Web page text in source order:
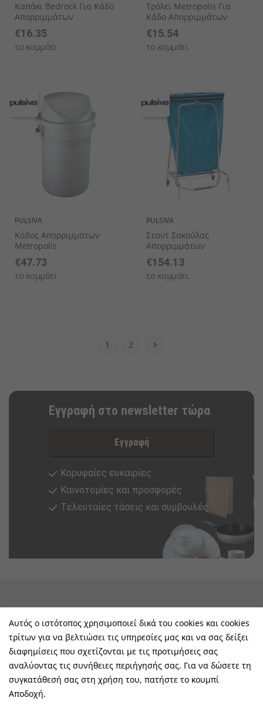
Καπάκι Bedrock Για Κάδο
Απορριμμάτων
€16.35
το κομμάτι
Τρόλεϊ Metropolis Για
Κάδο Απορριμμάτων
€15.54
το κομμάτι
PULSIVA
Κάδος Απορριμμάτων
Metropolis
€47.73
το κομμάτι
PULSIVA
Σταντ Σακούλας
Απορριμμάτων
€154.13
το κομμάτι
1 2 
Εγγραφή στο newsletter τώρα
Εγγραφή
Κορυφαίες ευκαιρίες
Καινοτομίες και προσφορές
Tελευταίες τάσεις και συμβουλές
keyboard_arrow_down
E-Shop keyboard_arrow_down
Τα Οφέλη Σας Μαζί Μας keyboard_arrow_down
Ακολουθήστε Μας
Αυτός ο ιστότοπος χρησιμοποιεί δικά του cookies και cookies
τρίτων για να βελτιώσει τις υπηρεσίες μας και να σας δείξει
διαφημίσεις που σχετίζονται με τις προτιμήσεις σας
αναλύοντας τις συνήθειες περιήγησής σας. Για να δώσετε τη
συγκατάθεσή σας στη χρήση του, πατήστε το κουμπί
Αποδοχή.